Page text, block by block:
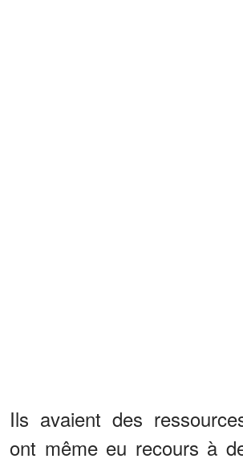
Ils avaient des
ont même eu recours à